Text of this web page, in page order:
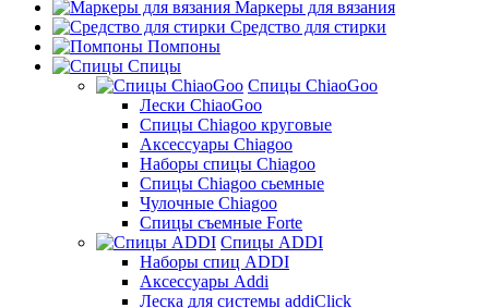
Маркеры для вязания
Средство для стирки
Помпоны
Спицы
Спицы ChiaoGoo
Лески ChiaoGoo
Cпицы Сhiagoo круговые
Аксессуары Chiagoo
Наборы спицы Chiagoo
Спицы Chiagoo сьемные
Чулочные Chiagoo
Спицы съемные Forte
Спицы ADDI
Наборы спиц ADDI
Аксессуары Addi
Леска для системы addiClick